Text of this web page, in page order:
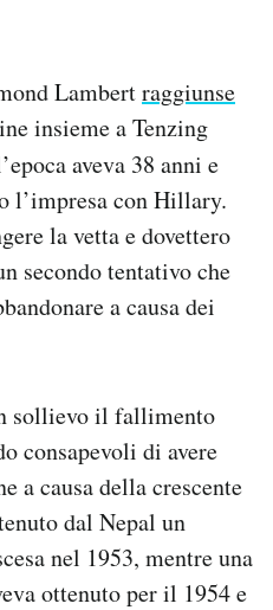
Lambertraggiunse
insieme a Tenzing
aveva 38 anni e
l’impresa con Hillary.
la vetta e dovettero
secondo tentativo che
a causa dei
sollievo il fallimento
consapevoli di avere
a causa della crescente
dal Nepal un
nel 1953, mentre una
ottenuto per il 1954 e